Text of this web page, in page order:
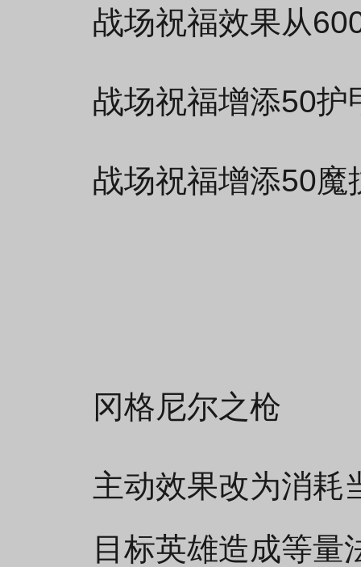
战场祝福效果从
战场祝福增添50护
战场祝福增添50魔
冈格尼尔之枪
主动效果改为消耗
目标英雄造成等量